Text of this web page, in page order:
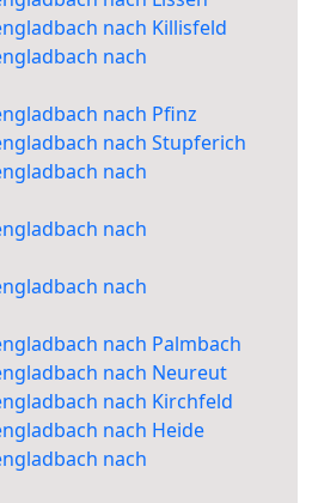
nach Killisfeld
nach
nach Pfinz
nach Stupferich
nach
nach
nach
nach Palmbach
nach Neureut
nach Kirchfeld
nach Heide
nach